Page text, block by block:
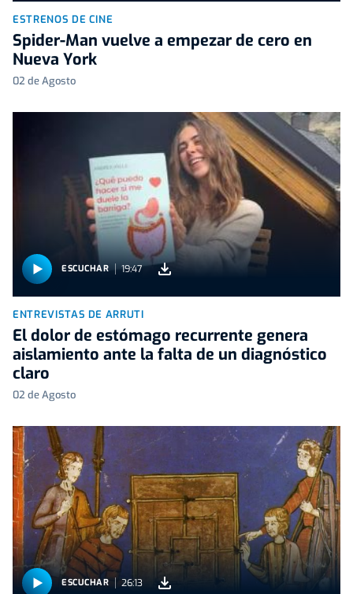
ESTRENOS DE CINE
Spider-Man vuelve a empezar de cero en
Nueva York
02 de Agosto
ESCUCHAR 19:47
ENTREVISTAS DE ARRUTI
El dolor de estómago recurrente genera
aislamiento ante la falta de un diagnóstico
claro
02 de Agosto
ESCUCHAR 26:13